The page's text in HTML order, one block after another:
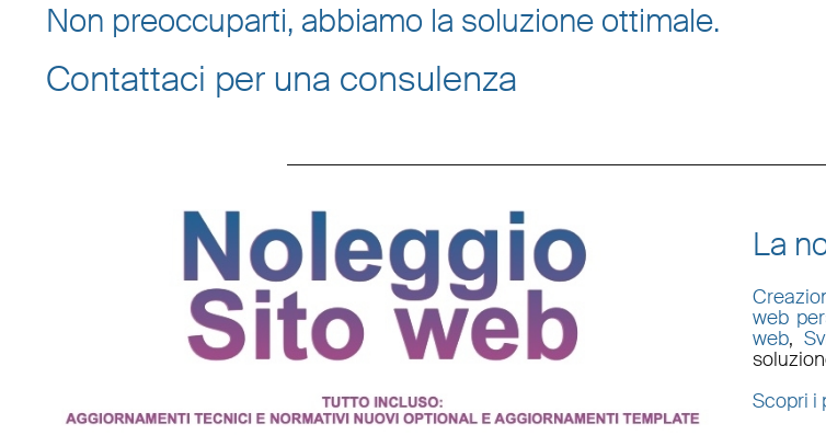
Non preoccuparti, abbiamo la soluzione ottimale.
Contattaci per una consulenza
La
web
web,
Scopri i